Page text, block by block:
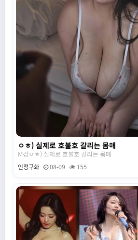
ㅇㅎ) 실제로 호불호 갈리는 몸매
M컵ㅇㅎ) 실제로 호불호 갈리는 몸매
안정구화 08-09 155